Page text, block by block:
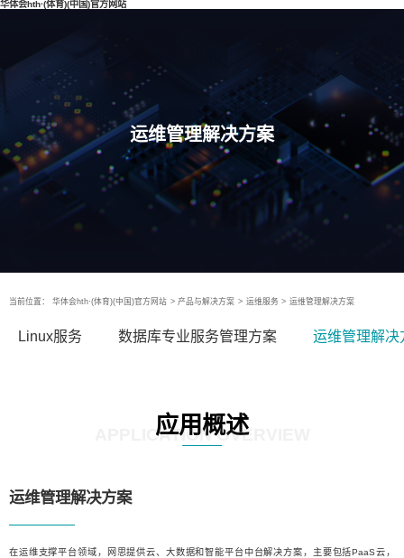
华体会hth·(体育)(中国)官方网站
运维管理解决方案
当前位置： 华体会hth·(体育)(中国)官方网站 > 产品与解决方案 > 运维服务 > 运维管理解决方案
Linux服务 数据库专业服务管理方案 运维管理解决
应用概述
APPLICATION OVERVIEW
运维管理解决方案
在运维支撑平台领域，网思提供云、大数据和智能平台中台解决方案，主要包括PaaS云，